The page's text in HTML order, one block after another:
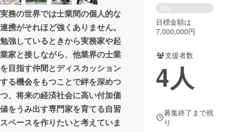
まちづくり・地域活性化
CAMPFIRE for Social Good
CAMPFIRE Creation
CAMPFIREふるさと納税machi-ya コミュニティ
実務の世界では士業間の個人的な
連携がそれほど強くありません。
勉強しているときから実務家や起
業家と接しながら、他業界の士業
を目指す仲間とディスカッション
する機会をもつことで絆を深めつ
つ、将来の経済社会に高い付加価
値をうみ出す専門家を育てる自習
スペースを作りたいと考えていま
0%
目標金額は
7,000,000円
支援者数
4人
募集終了まで残
り